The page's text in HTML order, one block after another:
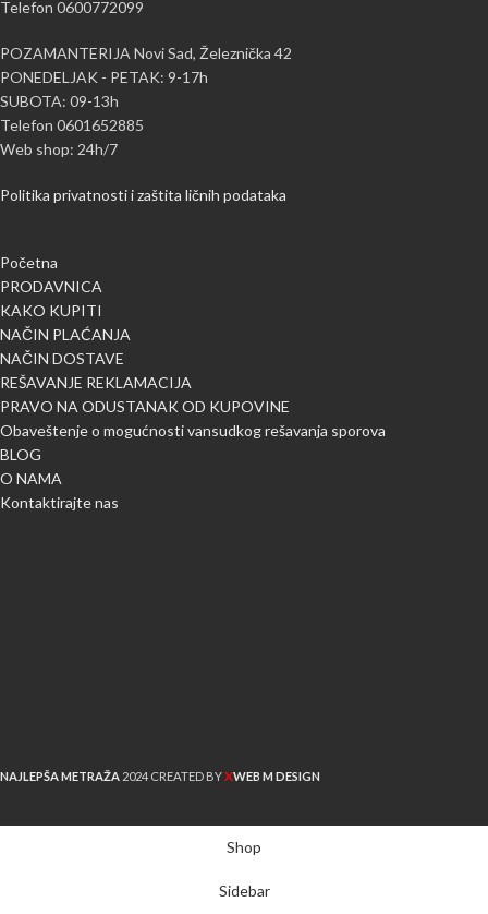
Telefon 0600772099
POZAMANTERIJA Novi Sad, Železnička 42
PONEDELJAK - PETAK: 9-17h
SUBOTA: 09-13h
Telefon 0601652885
Web shop: 24h/7
Politika privatnosti i zaštita ličnih podataka
Početna
PRODAVNICA
KAKO KUPITI
NAČIN PLAĆANJA
NAČIN DOSTAVE
REŠAVANJE REKLAMACIJA
PRAVO NA ODUSTANAK OD KUPOVINE
Obaveštenje o mogućnosti vansudkog rešavanja sporova
BLOG
O NAMA
Kontaktirajte nas
NAJLEPŠA METRAŽA 2024 CREATED BYXWEB M DESIGN
Shop
Sidebar